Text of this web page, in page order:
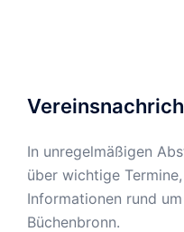
In unregelmäßigen
über wichtige
Informationen rund
Büchenbronn.